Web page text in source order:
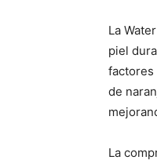
La
piel
factores
de
La